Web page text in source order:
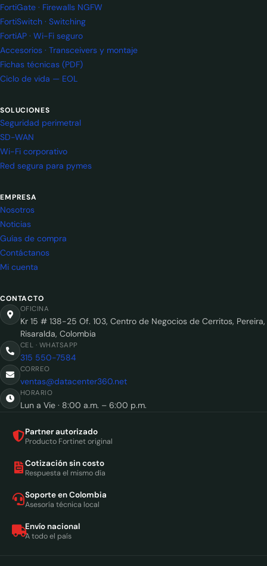
FortiGate · Firewalls NGFW
FortiSwitch · Switching
FortiAP · Wi-Fi seguro
Accesorios · Transceivers y montaje
Fichas técnicas (PDF)
Ciclo de vida — EOL
SOLUCIONES
Seguridad perimetral
SD-WAN
Wi-Fi corporativo
Red segura para pymes
EMPRESA
Nosotros
Noticias
Guías de compra
Contáctanos
Mi cuenta
CONTACTO
OFICINA
Kr 15 # 138-25 Of. 103, Centro de Negocios de Cerritos, Pereira,
Risaralda, Colombia
CEL · WHATSAPP
315 550-7584
CORREO
ventas@datacenter360.net
HORARIO
Lun a Vie · 8:00 a.m. – 6:00 p.m.
Partner autorizado
Producto Fortinet original
Cotización sin costo
Respuesta el mismo día
Soporte en Colombia
Asesoría técnica local
Envío nacional
A todo el país